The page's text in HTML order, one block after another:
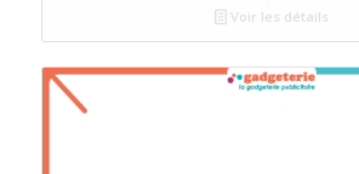
Voir les détails